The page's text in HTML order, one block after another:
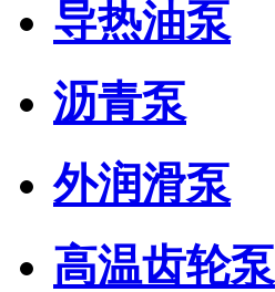
导热油泵
沥青泵
外润滑泵
高温齿轮泵